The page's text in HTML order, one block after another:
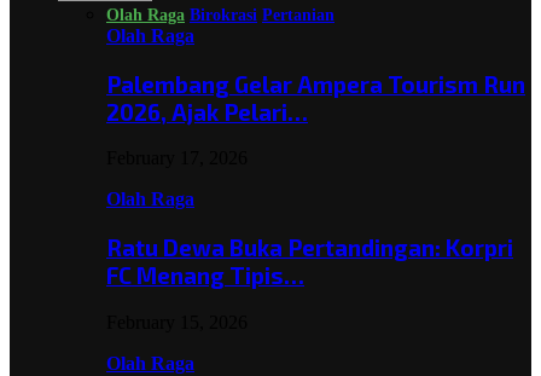
Olah Raga Birokrasi Pertanian
Olah Raga
Palembang Gelar Ampera Tourism Run
2026, Ajak Pelari…
Olah Raga
Ratu Dewa Buka Pertandingan: Korpri
FC Menang Tipis…
Olah Raga